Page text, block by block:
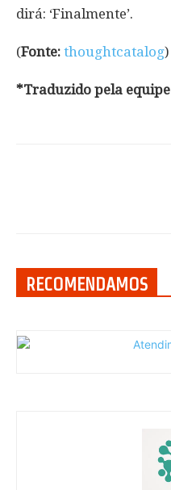
dirá: ‘Finalmente’.
(Fonte: thoughtcatalog)
*Traduzido pela equipe
RECOMENDAMOS